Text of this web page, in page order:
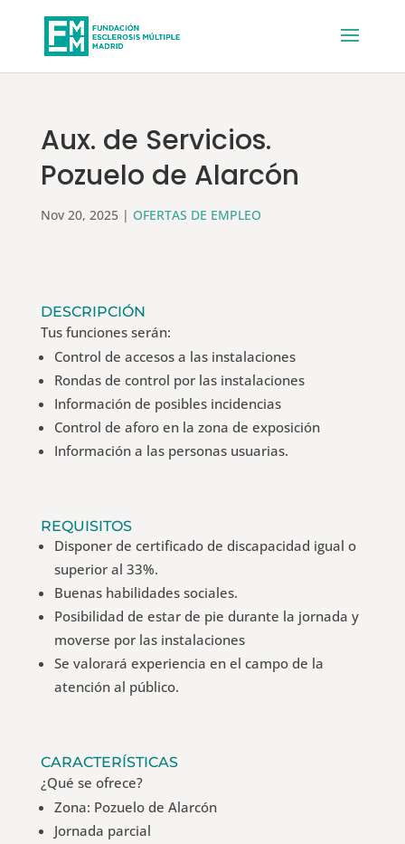
Aux. de Servicios.
Pozuelo de Alarcón
Nov 20, 2025| OFERTAS DE EMPLEO
DESCRIPCIÓN
Tus funciones serán:
Control de accesos a las instalaciones
Rondas de control por las instalaciones
Información de posibles incidencias
Control de aforo en la zona de exposición
Información a las personas usuarias.
REQUISITOS
Disponer de certificado de discapacidad igual o
superior al 33%.
Buenas habilidades sociales.
Posibilidad de estar de pie durante la jornada y
moverse por las instalaciones
Se valorará experiencia en el campo de la
atención al público.
CARACTERÍSTICAS
¿Qué se ofrece?
Zona: Pozuelo de Alarcón
Jornada parcial